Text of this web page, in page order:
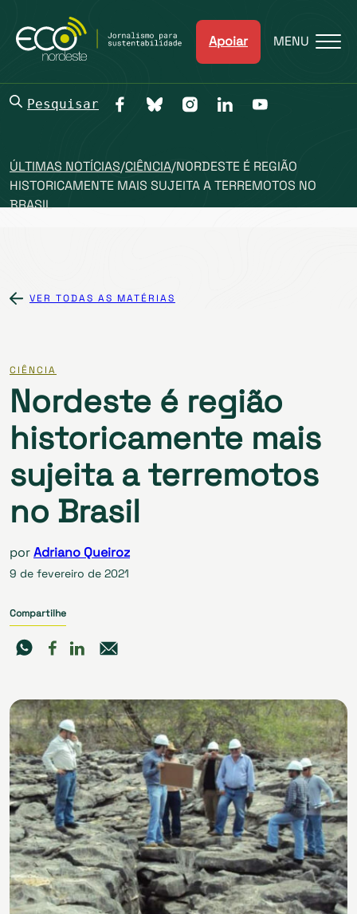
Apoiar MENU
Pesquisar
ÚLTIMAS NOTÍCIAS/CIÊNCIA/NORDESTE É REGIÃO
HISTORICAMENTE MAIS SUJEITA A TERREMOTOS NO
BRASIL
VER TODAS AS MATÉRIAS
CIÊNCIA
Nordeste é região
historicamente mais
sujeita a terremotos
no Brasil
porAdriano Queiroz
9 de fevereiro de 2021
Compartilhe